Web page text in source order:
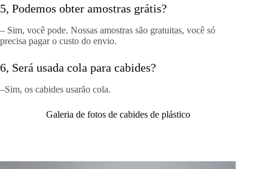
5, Podemos obter amostras grátis?
– Sim, você pode. Nossas amostras são gratuitas, você só
precisa pagar o custo do envio.
6, Será usada cola para cabides?
–Sim, os cabides usarão cola.
Galeria de fotos de cabides de plástico